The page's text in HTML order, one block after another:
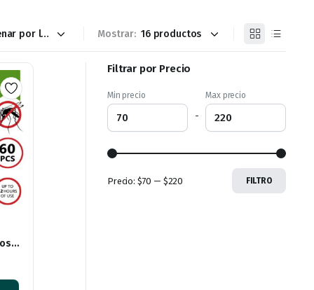
Mostrar:
Filtrar por Precio
Min precio
-
Max precio
FILTRO
Precio: $70 — $220